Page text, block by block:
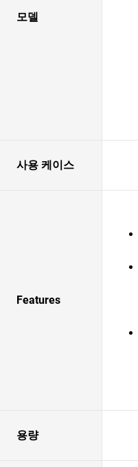
모델
사용 케이스
Features
용량